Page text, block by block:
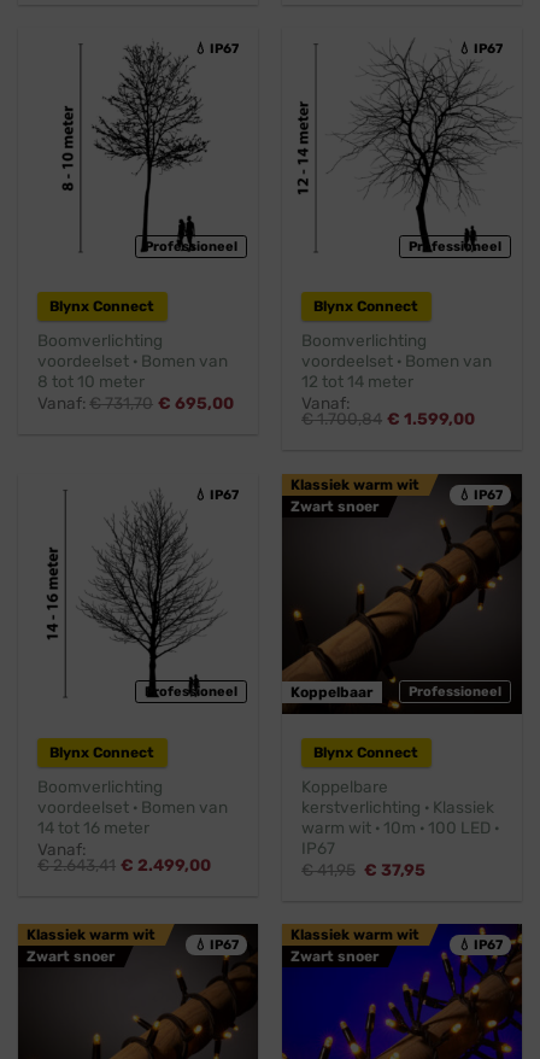
💧 IP67
Professioneel
Blynx Connect
Boomverlichting
voordeelset · Bomen van
8 tot 10 meter
Vanaf:€731,70 € 695,00
💧 IP67
Professioneel
Blynx Connect
Boomverlichting
voordeelset · Bomen van
12 tot 14 meter
Vanaf:
€1.700,84 € 1.599,00
💧 IP67
Professioneel
Blynx Connect
Boomverlichting
voordeelset · Bomen van
14 tot 16 meter
Vanaf:
€2.643,41 € 2.499,00
💧 IP67
Professioneel
Klassiek warm wit
Zwart snoer
Koppelbaar
Blynx Connect
Koppelbare
kerstverlichting · Klassiek
warm wit · 10m · 100 LED ·
IP67
€41,95 Oorspronkelijke
€ 37,95
💧 IP67
Klassiek warm wit
Zwart snoer
💧 IP67
Klassiek warm wit
Zwart snoer